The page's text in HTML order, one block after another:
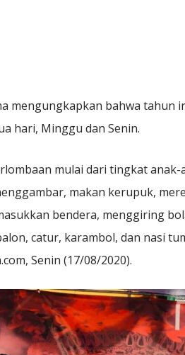
mengungkapkan bahwa tahun
hari, Minggu dan Senin.
mulai dari tingkat
makan kerupuk,
bendera, menggiring
catur, karambol, dan nasi
Senin (17/08/2020).